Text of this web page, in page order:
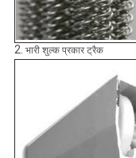
2. भारी शुल्क प्रकार ट्रैक